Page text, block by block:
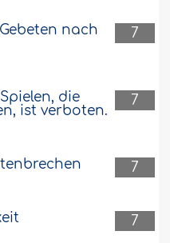
7
nach
7
die
ist verboten.
7
7